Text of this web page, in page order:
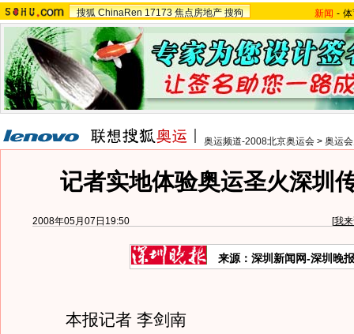
搜狐 ChinaRen 17173 焦点房地产 搜狗 新闻 -
奥运频道-2008北京奥运会 > 奥运
记者实地体验奥运圣火深圳
2008年05月07日19:50 [我
来源：深圳新闻网-深圳晚报
本报记者 李剑南